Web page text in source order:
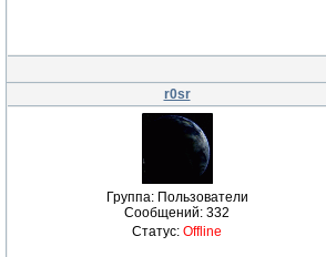
r0sr
Группа: Пользователи
Сообщений: 332
Статус: Offline